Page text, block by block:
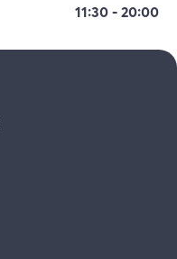
11:30 - 20:00